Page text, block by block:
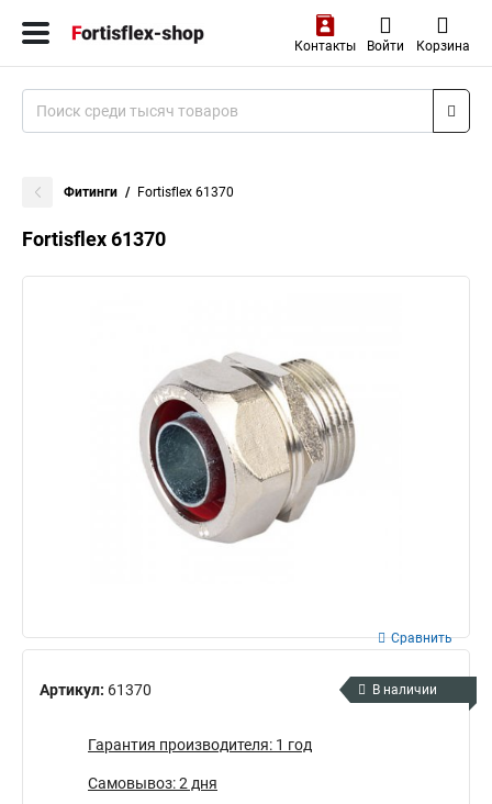
Контакты Войти Корзина
Фитинги Fortisflex 61370
Fortisflex 61370
Артикул: 61370
Сравнить
В наличии
Гарантия производителя: 1 год
Самовывоз: 2 дня